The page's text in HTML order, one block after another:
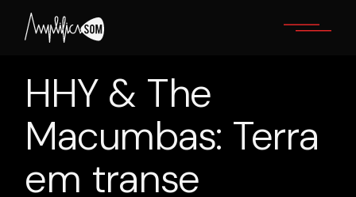
content
HHY & The
Macumbas: Terra
em transe